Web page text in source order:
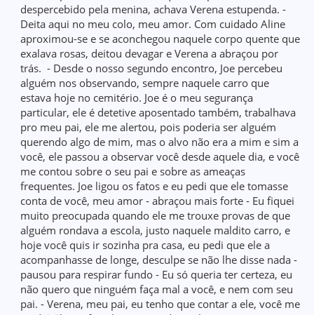
despercebido pela menina, achava Verena estupenda. -
Deita aqui no meu colo, meu amor. Com cuidado Aline
aproximou-se e se aconchegou naquele corpo quente que
exalava rosas, deitou devagar e Verena a abraçou por
trás. - Desde o nosso segundo encontro, Joe percebeu
alguém nos observando, sempre naquele carro que
estava hoje no cemitério. Joe é o meu segurança
particular, ele é detetive aposentado também, trabalhava
pro meu pai, ele me alertou, pois poderia ser alguém
querendo algo de mim, mas o alvo não era a mim e sim a
você, ele passou a observar você desde aquele dia, e você
me contou sobre o seu pai e sobre as ameaças
frequentes. Joe ligou os fatos e eu pedi que ele tomasse
conta de você, meu amor - abraçou mais forte - Eu fiquei
muito preocupada quando ele me trouxe provas de que
alguém rondava a escola, justo naquele maldito carro, e
hoje você quis ir sozinha pra casa, eu pedi que ele a
acompanhasse de longe, desculpe se não lhe disse nada -
pausou para respirar fundo - Eu só queria ter certeza, eu
não quero que ninguém faça mal a você, e nem com seu
pai. - Verena, meu pai, eu tenho que contar a ele, você me